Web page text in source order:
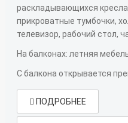
раскладывающихся
прикроватные тумбочки,
телевизор, рабочий стол,
На балконах: летняя
С балкона открывается
ПОДРОБНЕЕ